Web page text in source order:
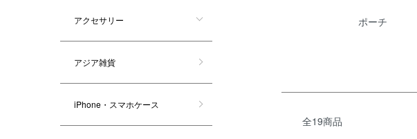
ポーチ
全19商品
アクセサリー
アジア雑貨
iPhone・スマホケース